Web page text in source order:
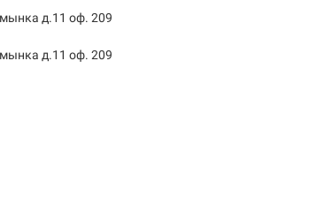
д.11 оф. 209
д.11 оф. 209